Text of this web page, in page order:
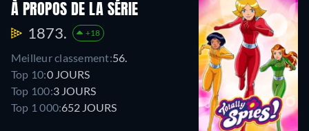
À PROPOS DE LA SÉRIE
1873. +18
Meilleur classement:56.
Top 10:0 JOURS
Top 100:3 JOURS
Top 1 000:652 JOURS